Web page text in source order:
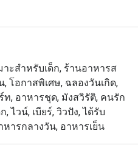
โต๊ะไม้จริงในการใช้สอย
ยิ่งขึ้น
ะสำหรับเด็ก, ร้านอาหารส
โอกาสพิเศษ, ฉลองวันเกิด,
, อาหารชุด, มังสวิรัติ, คนรัก
ไวน์, เบียร์, วิวปัง, ได้รับ
หารกลางวัน, อาหารเย็น